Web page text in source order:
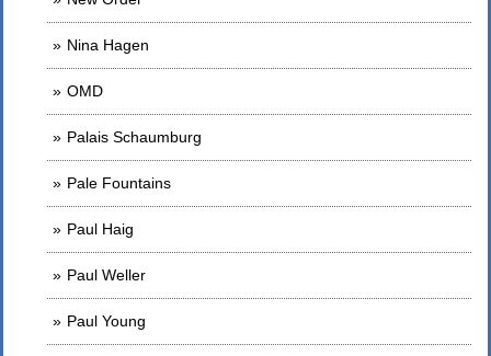
Nina Hagen
OMD
Palais Schaumburg
Pale Fountains
Paul Haig
Paul Weller
Paul Young